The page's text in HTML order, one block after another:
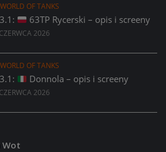
WORLD OF TANKS
63TP Rycerski – opis i screeny
2026
WORLD OF TANKS
Donnola – opis i screeny
2026
Wot